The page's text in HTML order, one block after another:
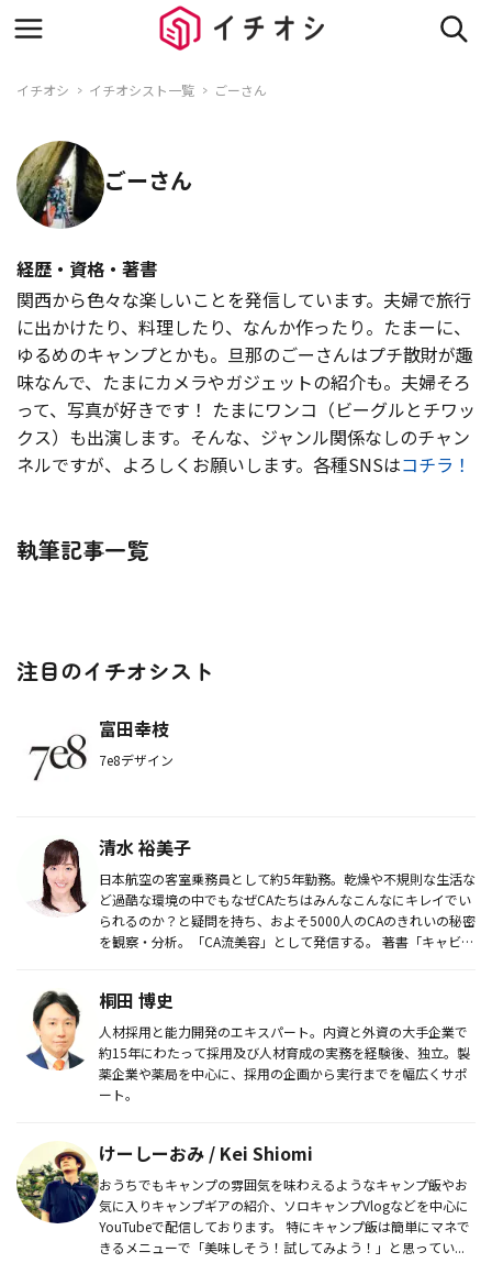
イチオシ イチオシスト一覧 ごーさん
ごーさん
経歴・資格・著書
関西から色々な楽しいことを発信しています。夫婦で旅行
に出かけたり、料理したり、なんか作ったり。たまーに、
ゆるめのキャンプとかも。旦那のごーさんはプチ散財が趣
味なんで、たまにカメラやガジェットの紹介も。夫婦そろ
って、写真が好きです！ たまにワンコ（ビーグルとチワッ
クス）も出演します。そんな、ジャンル関係なしのチャン
ネルですが、よろしくお願いします。各種SNSはコチラ！
執筆記事一覧
注目のイチオシスト
富田幸枝
7e8デザイン
清水 裕美子
日本航空の客室乗務員として約5年勤務。乾燥や不規則な生活な
ど過酷な環境の中でもなぜCAたちはみんなこんなにキレイでい
られるのか？と疑問を持ち、およそ5000人のCAのきれいの秘密
を観察・分析。「CA流美容」として発信する。 著書「キャビ
桐田 博史
人材採用と能力開発のエキスパート。内資と外資の大手企業で
約15年にわたって採用及び人材育成の実務を経験後、独立。製
薬企業や薬局を中心に、採用の企画から実行までを幅広くサポ
ート。
けーしーおみ / Kei Shiomi
おうちでもキャンプの雰囲気を味わえるようなキャンプ飯やお
気に入りキャンプギアの紹介、ソロキャンプVlogなどを中心に
YouTubeで配信しております。 特にキャンプ飯は簡単にマネで
きるメニューで「美味しそう！試してみよう！」と思ってい...